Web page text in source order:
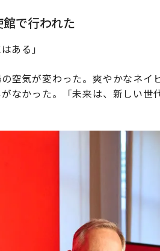
で行われた
ある」
空気が変わった。爽やかなネイ
なかった。「未来は、新しい世